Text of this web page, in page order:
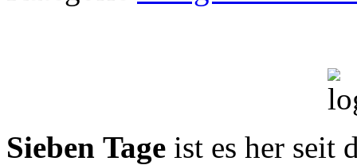
Sieben Tage ist es her seit